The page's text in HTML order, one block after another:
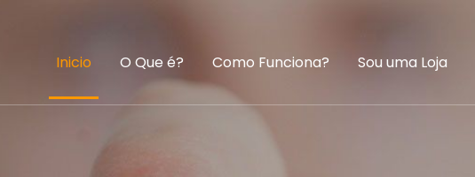
Inicio O Que é? Como Funciona? Sou uma Loja